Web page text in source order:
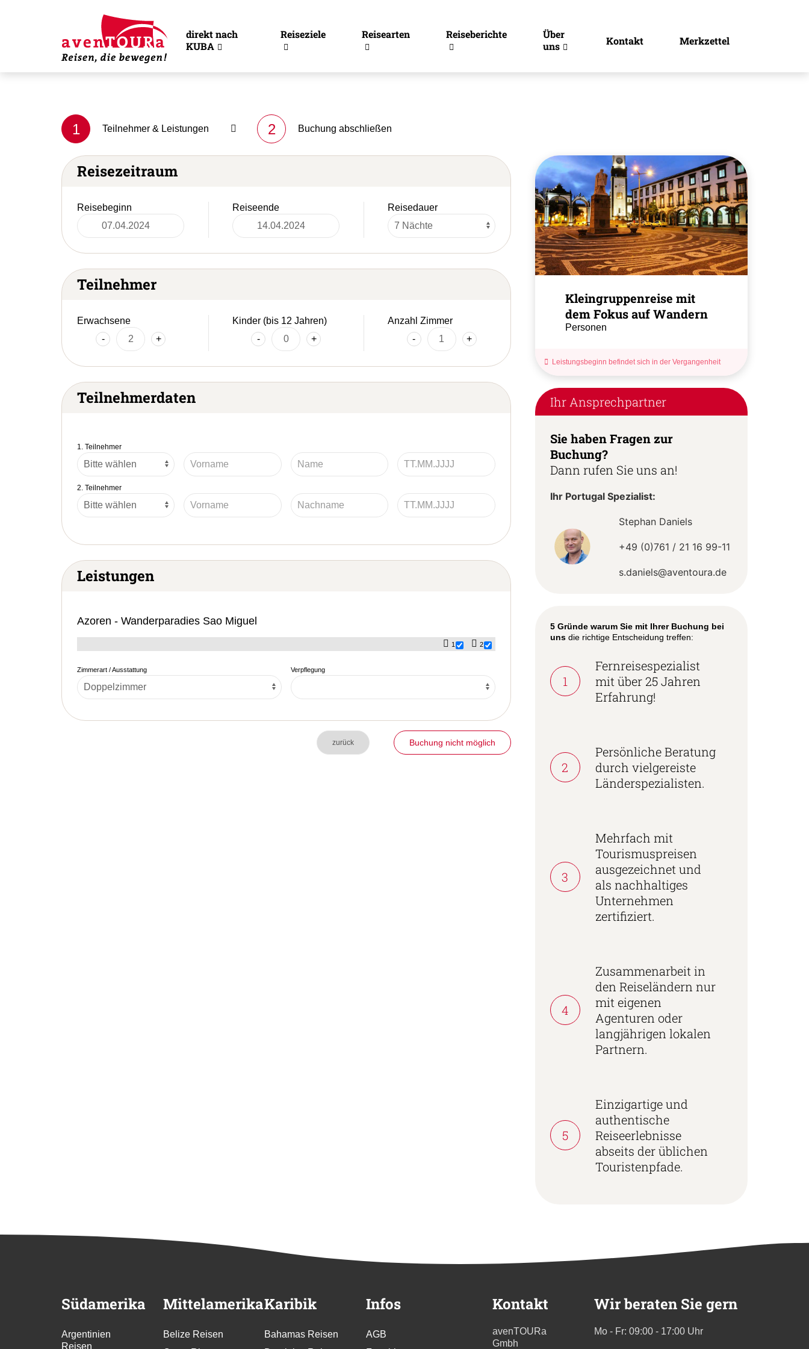
direkt nach
KUBA
Reiseziele Reisearten Reiseberichte
Über
uns
Kontakt Merkzettel
1 Teilnehmer & Leistungen 2 Buchung abschließen
Reisezeitraum
Reisebeginn Reiseende Reisedauer
Teilnehmer
Erwachsene
-
+
Kinder (bis 12 Jahren)
-
+
Anzahl Zimmer
-
+
Teilnehmerdaten
1. Teilnehmer
2. Teilnehmer
Leistungen
Azoren - Wanderparadies Sao Miguel
1 2
Zimmerart / Ausstattung Verpflegung
zurück Buchung nicht möglich
Kleingruppenreise mit
dem Fokus auf Wandern
Personen
Leistungsbeginn befindet sich in der Vergangenheit
Ihr Ansprechpartner
Sie haben Fragen zur
Buchung?
Dann rufen Sie uns an!
Ihr Portugal Spezialist:
Stephan Daniels
+49 (0)761 / 21 16 99-11
s.daniels@aventoura.de
5 Gründe warum Sie mit Ihrer Buchung bei
unsdie richtige Entscheidung treffen:
1
Fernreisespezialist
mit über 25 Jahren
Erfahrung!
2
Persönliche Beratung
durch vielgereiste
Länderspezialisten.
3
Mehrfach mit
Tourismuspreisen
ausgezeichnet und
als nachhaltiges
Unternehmen
zertifiziert.
4
Zusammenarbeit in
den Reiseländern nur
mit eigenen
Agenturen oder
langjährigen lokalen
Partnern.
5
Einzigartige und
authentische
Reiseerlebnisse
abseits der üblichen
Touristenpfade.
Südamerika
Argentinien
Reisen
Mittelamerika
Belize Reisen
Karibik
Bahamas Reisen
Infos
AGB
Kontakt
avenTOURa
Gmbh
Wir beraten Sie gern
Mo - Fr: 09:00 - 17:00 Uhr